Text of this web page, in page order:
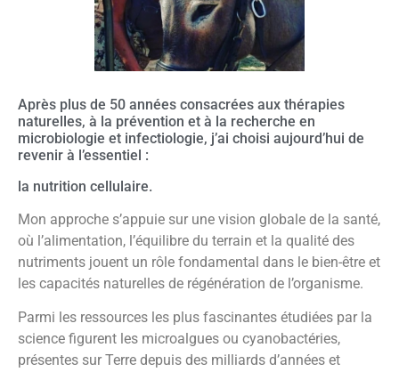
Après plus de 50 années consacrées aux thérapies
naturelles, à la prévention et à la recherche en
microbiologie et infectiologie, j’ai choisi aujourd’hui de
revenir à l’essentiel :
la nutrition cellulaire.
Mon approche s’appuie sur une vision globale de la santé,
où l’alimentation, l’équilibre du terrain et la qualité des
nutriments jouent un rôle fondamental dans le bien-être et
les capacités naturelles de régénération de l’organisme.
Parmi les ressources les plus fascinantes étudiées par la
science figurent les microalgues ou cyanobactéries,
présentes sur Terre depuis des milliards d’années et